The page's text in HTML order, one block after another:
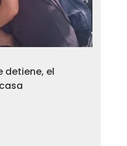
detiene, el